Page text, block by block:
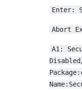
Enter:
Abort
A1: